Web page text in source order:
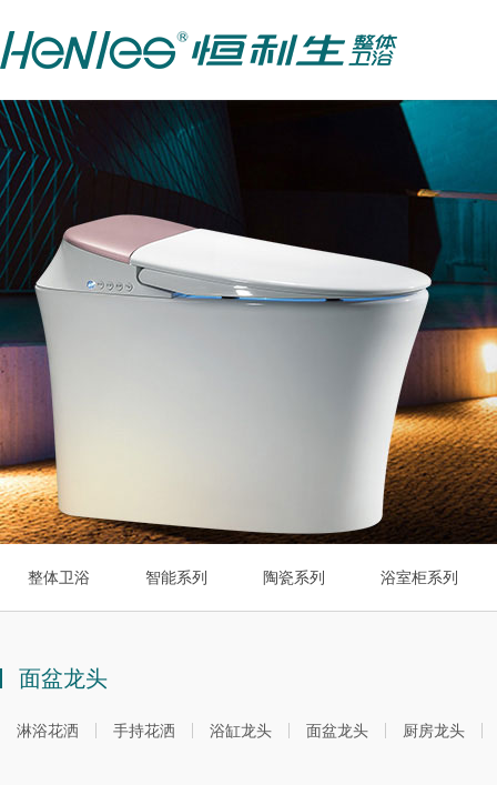
整体卫浴 智能系列 陶瓷系列 浴室柜系列
面盆龙头
淋浴花洒 手持花洒 浴缸龙头 面盆龙头 厨房龙头